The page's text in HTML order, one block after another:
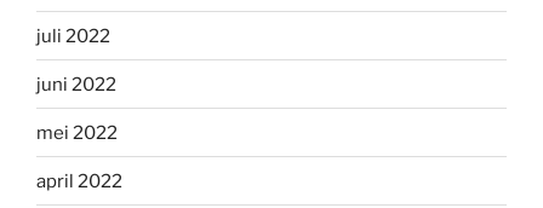
juli 2022
juni 2022
mei 2022
april 2022